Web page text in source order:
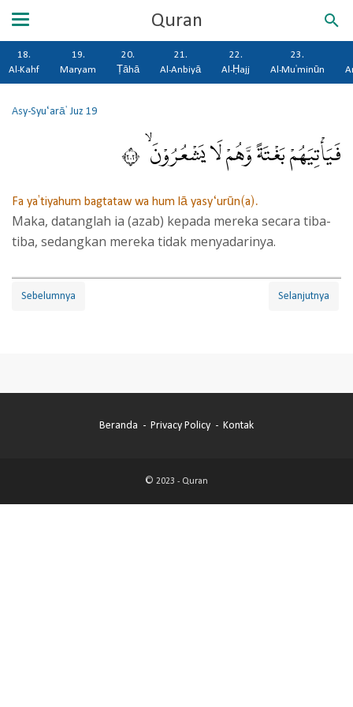
Quran
18.
Al-Kahf
19.
Maryam
20.
Ṭāhā
21.
Al-Anbiyā
22.
Al-Ḥajj
23.
Al-Mu'minūn
Asy-Syu‘arā'Juz 19
فَيَأْتِيَهُمْ بَغْتَةً وَّهُمْ لَا يَشْعُرُوْنَ ۙ ٢٠٢
Fa ya'tiyahum bagtataw wa hum lā yasy‘urūn(a).
Maka, datanglah ia (azab) kepada mereka secara tiba-
tiba, sedangkan mereka tidak menyadarinya.
Sebelumnya Selanjutnya
Beranda Privacy Policy Kontak
© 2023 - Quran